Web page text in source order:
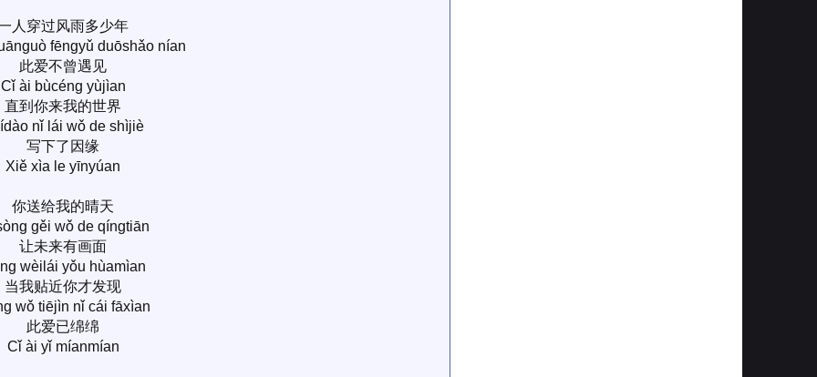
人穿过风雨多少年
fēngyǔ duōshǎo nían
此爱不曾遇见
Cǐ ài bùcéng yùjìan
直到你来我的世界
nǐ lái wǒ de shìjiè
写下了因缘
Xiě xìa le yīnyúan
你送给我的晴天
gěi wǒ de qíngtiān
让未来有画面
wèilái yǒu hùamìan
当我贴近你才发现
wǒ tiējìn nǐ cái fāxìan
此爱已绵绵
Cǐ ài yǐ míanmían